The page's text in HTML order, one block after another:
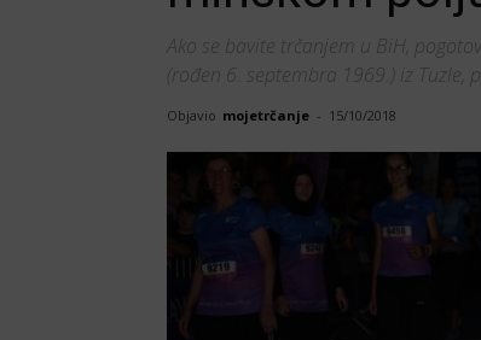
Ako se bavite trčanjem u BiH,
(rođen 6. septembra 1969.) iz Tuzle,
Objavio mojetrčanje - 15/10/2018